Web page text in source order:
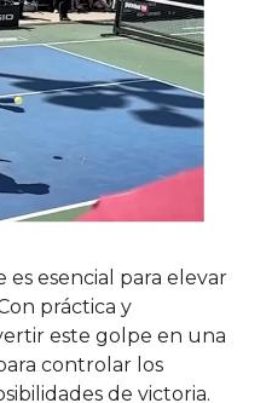
esencial para elevar
práctica y
este golpe en una
controlar los
de victoria.